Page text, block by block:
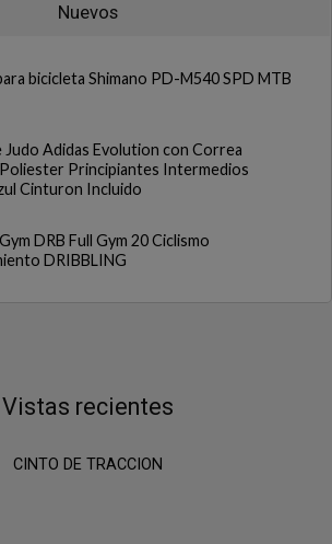
Nuevos
bicicleta Shimano PD-M540 SPD MTB
Adidas Evolution con Correa
Principiantes Intermedios
Cinturon Incluido
DRB Full Gym 20 Ciclismo
DRIBBLING
Vistas recientes
CINTO DE TRACCION